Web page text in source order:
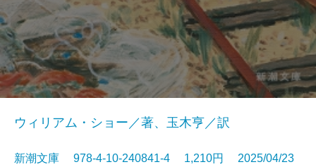
ウィリアム・ショー／著、玉木亨／訳
新潮文庫 978-4-10-240841-4 1,210円 2025/04/23